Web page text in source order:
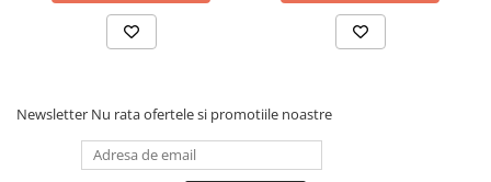
Newsletter Nu rata ofertele si promotiile noastre